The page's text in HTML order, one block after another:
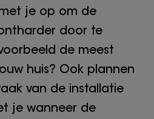
je op om de
door te
de meest
huis? Ook plannen
van de installatie
je wanneer de